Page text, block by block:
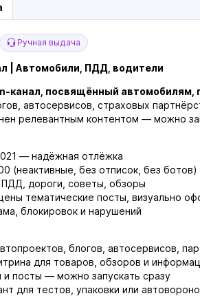
Ручная выдача
| Автомобили, ПДД, водители
канал, посвящённый
автосервисов, страховых
релевантным контентом — можно
— надёжная отлёжка
(неактивные, без отписок, без ботов)
ПДД, дороги, советы, обзоры
тематические посты, визуально
блокировок и нарушений
блогов, автосервисов,
для товаров, обзоров и
посты — можно запускать сразу
для тестов, упаковки или